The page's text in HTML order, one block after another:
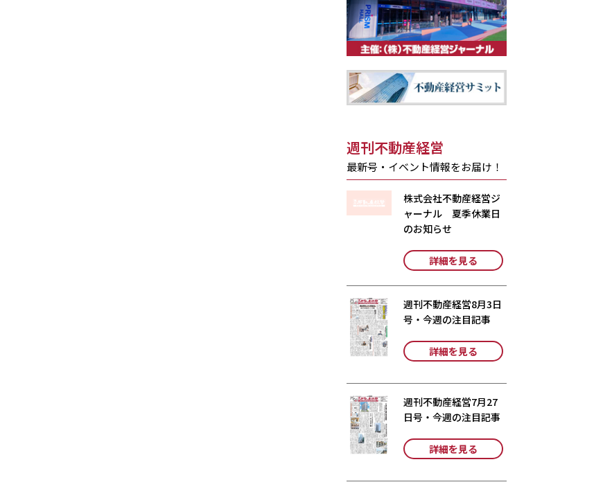
週刊不動産経営
最新号・イベント情報をお届け！
株式会社不動産経営ジ
ャーナル 夏季休業日
のお知らせ
詳細を見る
週刊不動産経営8月3日
号・今週の注目記事
詳細を見る
週刊不動産経営7月27
日号・今週の注目記事
詳細を見る